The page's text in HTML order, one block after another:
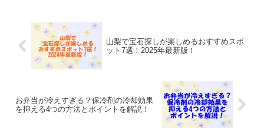
山梨で宝石探しが楽しめるおすすめスポ
ット7選！2025年最新版！
お弁当が冷えすぎる？保冷剤の冷却効果
を抑える4つの方法とポイントを解説！